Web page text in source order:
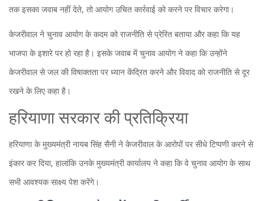
तक इसका जवाब नहीं देते, तो आयोग उचित कार्रवाई को करने पर विचार करेगा।
केजरीवाल ने चुनाव आयोग के कदम को राजनीति से प्रेरित बताया और कहा कि यह
भाजपा के इशारे पर हो रहा है। इसके जवाब में चुनाव आयोग ने कहा कि उन्होंने
केजरीवाल से जल की विषाक्तता पर ध्यान केंद्रित करने और विवाद को राजनीति से दूर
रखने के लिए कहा है।
हरियाणा सरकार की प्रतिक्रिया
हरियाणा के मुख्यमंत्री नायब सिंह सैनी ने केजरीवाल के आरोपों पर सीधे टिप्पणी करने से
इंकार कर दिया, हालांकि उनके मुख्यमंत्री कार्यालय ने कहा कि वे चुनाव आयोग के साथ
सभी आवश्यक साक्ष्य पेश करेंगे।